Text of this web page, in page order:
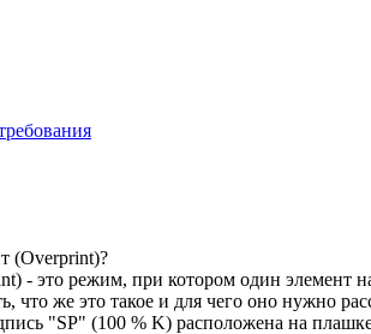
(Overprint)?
- это режим, при котором один элемент
что же это такое и для чего оно нужно
"SP" (100 % K) расположена на